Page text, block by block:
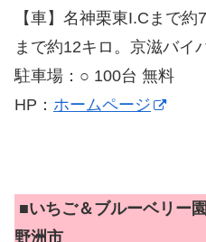
【車】名神栗東I.Cまで
まで約12キロ。京滋バイ
駐車場：○ 100台 無料
HP： ホームページ
■いちご＆ブルーベリー
野洲市